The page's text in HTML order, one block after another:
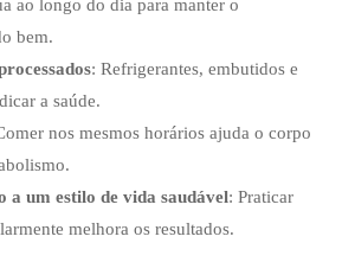
ao longo do dia para manter o
bem.
: Refrigerantes, embutidos e
a saúde.
nos mesmos horários ajuda o corpo
a um estilo de vida saudável: Praticar
melhora os resultados.